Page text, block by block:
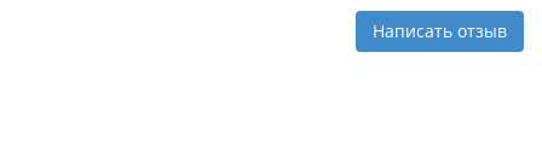
Написать отзыв